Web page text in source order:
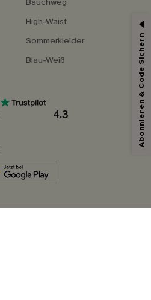
High-Waist
Sommerkleider
Blau-Weiß
4.3 Abonnieren & Code Sichern